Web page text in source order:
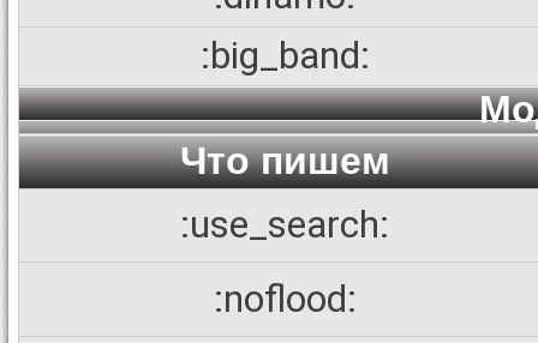
:big_band:
Что пишем
:use_search:
:noflood: